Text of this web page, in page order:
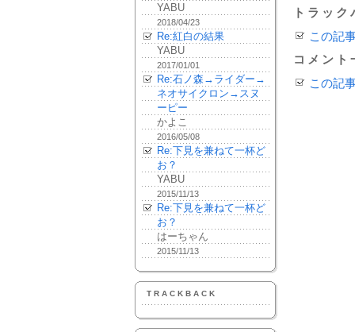
YABU
2018/04/23
Re:紅白の結果
YABU
2017/01/01
Re:石ノ森→ライダー→
ネオサイクロン→スヌ
ーピー
かよこ
2016/05/08
Re:下見を兼ねて一杯ど
お？
YABU
2015/11/13
Re:下見を兼ねて一杯ど
お？
はーちゃん
2015/11/13
TRACKBACK
トラッ
この記
コメント
この記